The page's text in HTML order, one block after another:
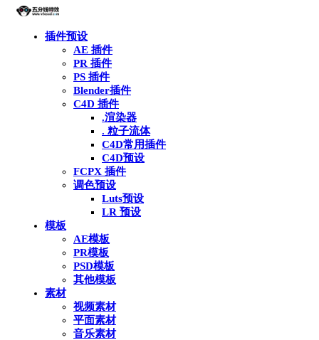
插件预设
AE 插件
PR 插件
PS 插件
Blender插件
C4D 插件
.渲染器
. 粒子流体
C4D常用插件
C4D预设
FCPX 插件
调色预设
Luts预设
LR 预设
模板
AE模板
PR模板
PSD模板
其他模板
素材
视频素材
平面素材
音乐素材